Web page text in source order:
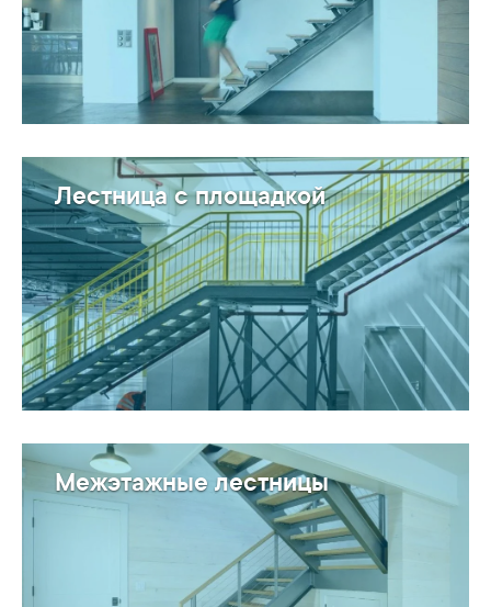
Лестница с площадкой
Межэтажные лестницы